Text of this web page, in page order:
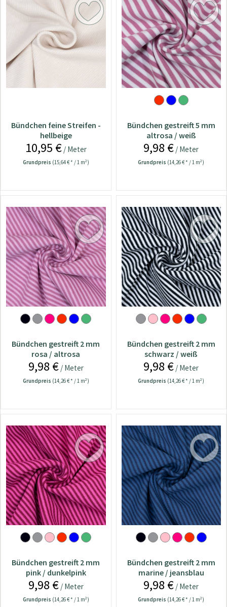
Bündchen feine Streifen -
hellbeige
10,95 €/ Meter
Grundpreis (15,64 € * / 1 m²)
Bündchen gestreift 5 mm
altrosa / weiß
9,98 € / Meter
Grundpreis (14,26 € * / 1 m²)
Bündchen gestreift 2 mm
rosa / altrosa
9,98 €/ Meter
Grundpreis (14,26 € * / 1 m²)
Bündchen gestreift 2 mm
schwarz / weiß
9,98 € / Meter
Grundpreis (14,26 € * / 1 m²)
Bündchen gestreift 2 mm
pink / dunkelpink
9,98 €/ Meter
Grundpreis (14,26 € * / 1 m²)
Bündchen gestreift 2 mm
marine / jeansblau
9,98 € / Meter
Grundpreis (14,26 € * / 1 m²)